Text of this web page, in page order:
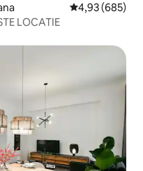
Gemiddelde
4,93 (685)
LOCATIE